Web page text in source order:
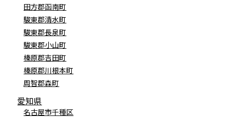
田方郡函南町
駿東郡清水町
駿東郡長泉町
駿東郡小山町
榛原郡吉田町
榛原郡川根本町
周智郡森町
愛知県
名古屋市千種区